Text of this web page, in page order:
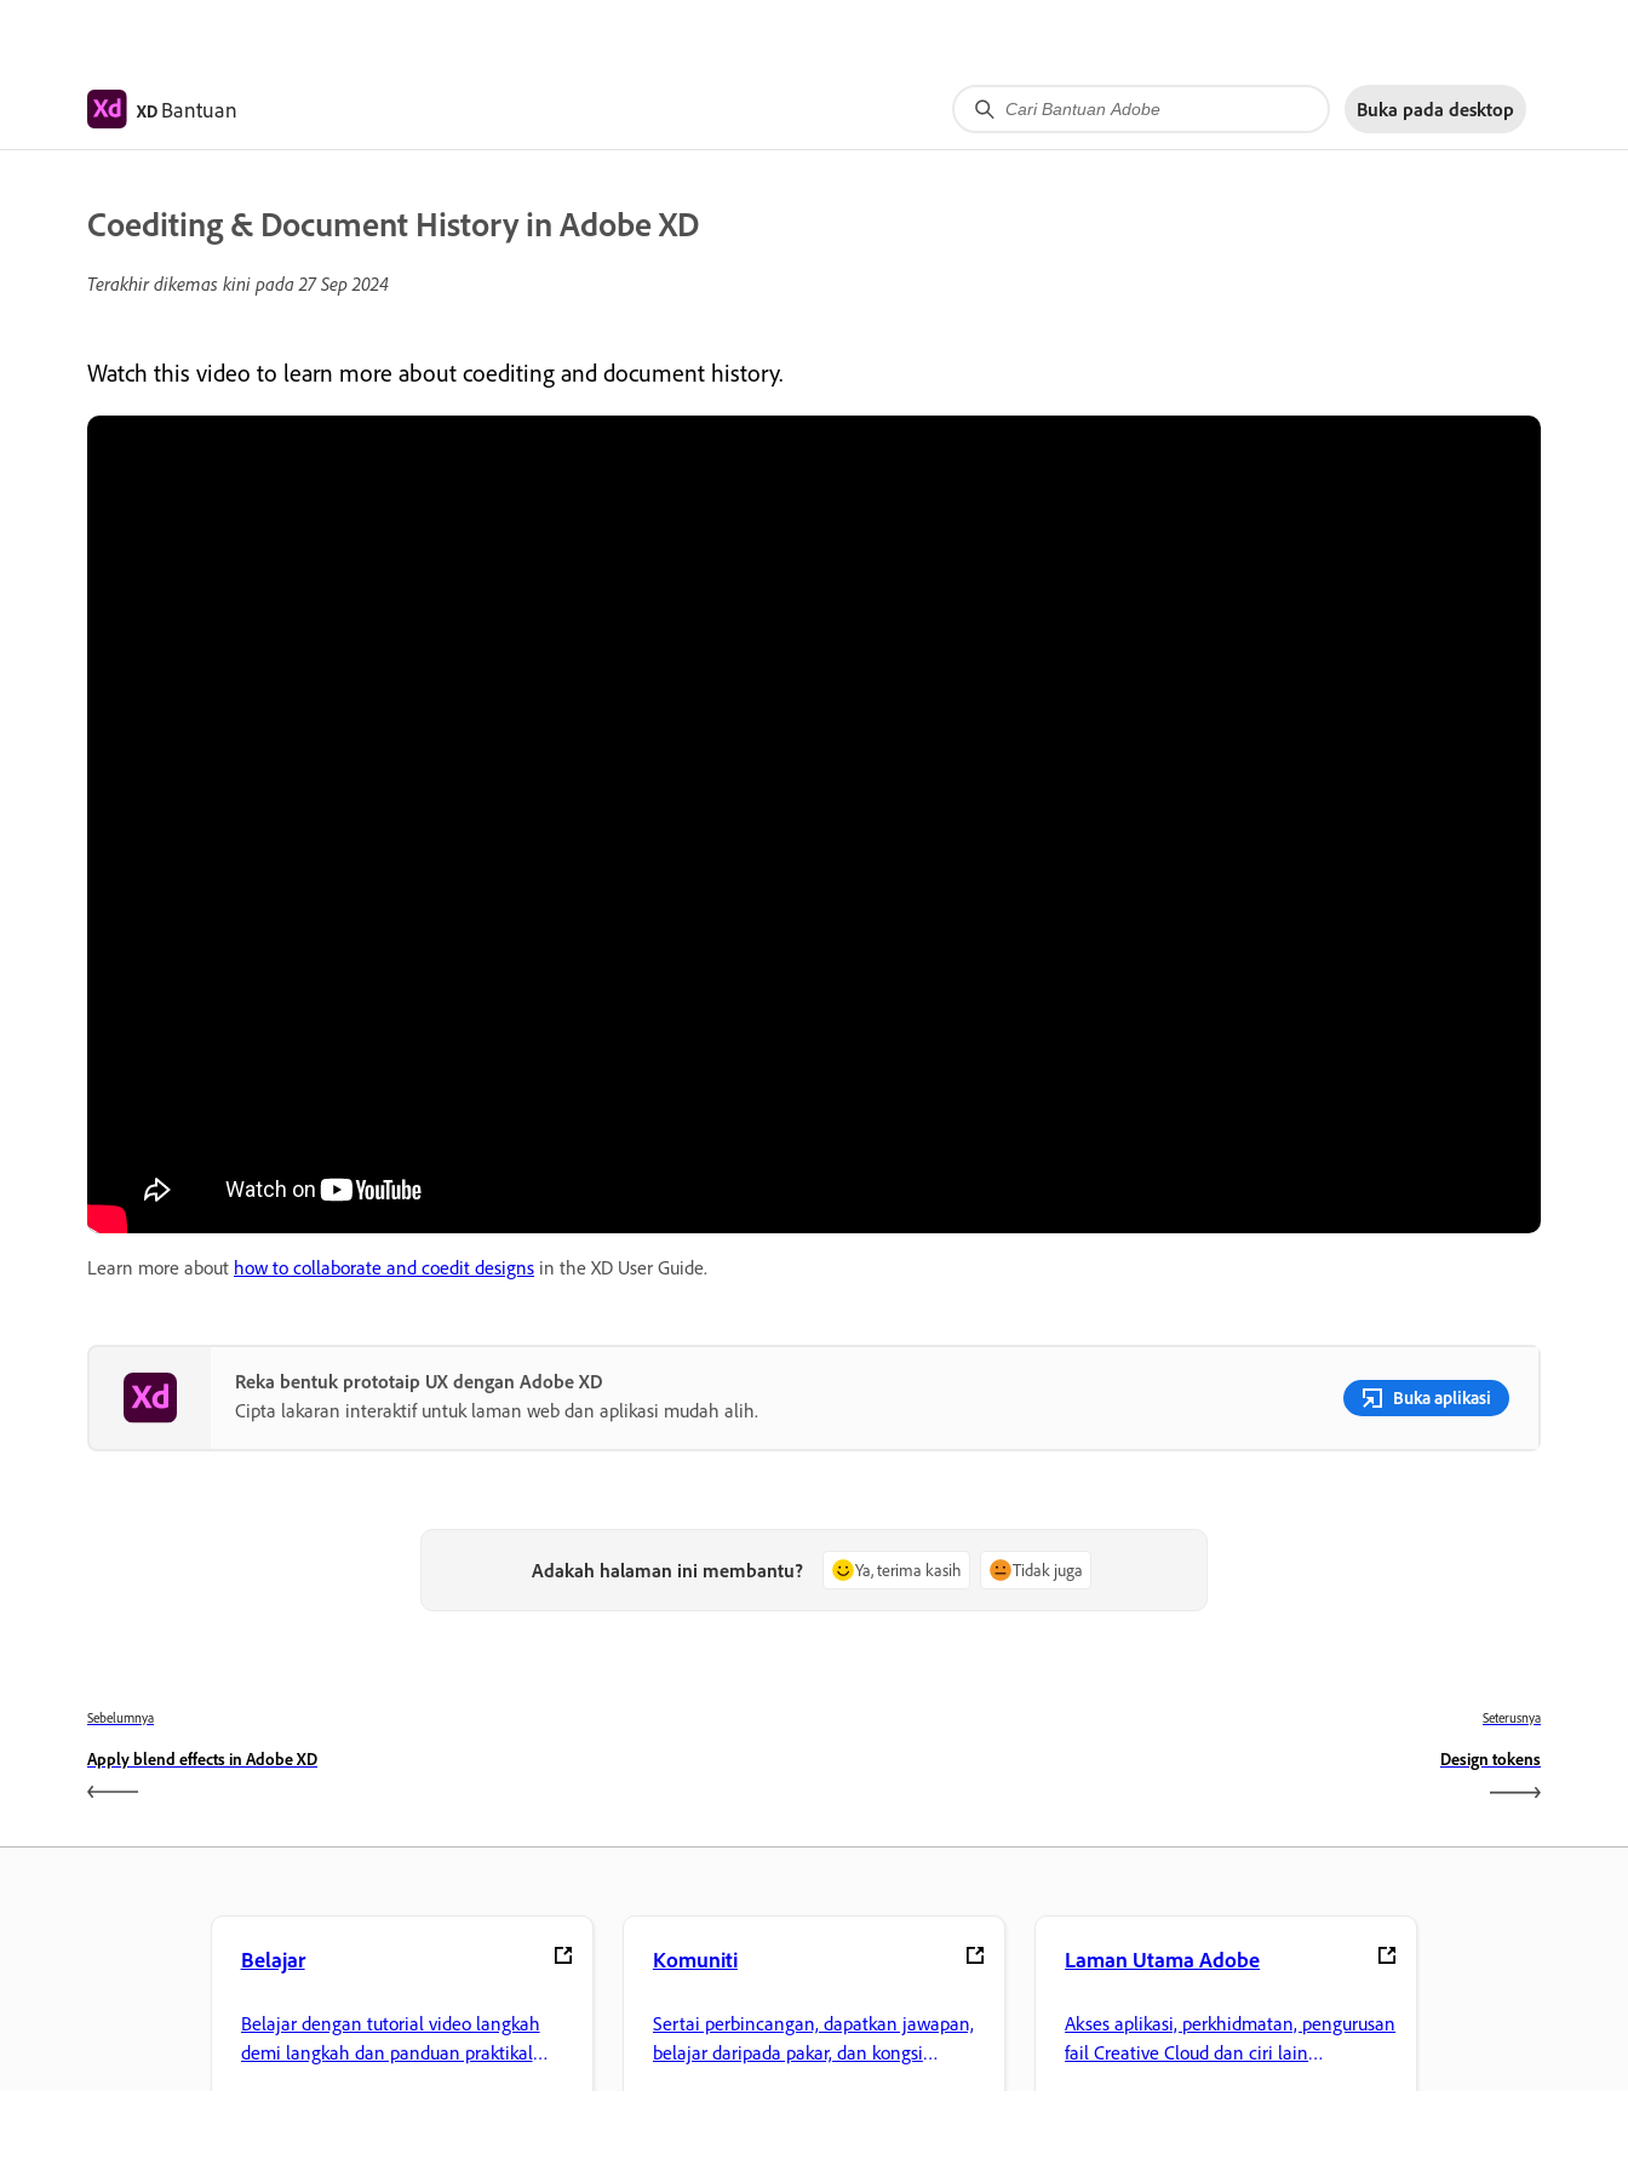
XD Bantuan Buka pada desktop
Coediting & Document History in Adobe XD
Terakhir dikemas kini pada27 Sep 2024
Watch this video to learn more about coediting and document history.
Learn more about how to collaborate and coedit designs in the XD User Guide.
Reka bentuk prototaip UX dengan Adobe XD
Cipta lakaran interaktif untuk laman web dan aplikasi mudah alih.
Buka aplikasi
Adakah halaman ini membantu? Ya, terima kasih Tidak juga
Sebelumnya
Apply blend effects in Adobe XD
Seterusnya
Design tokens
Belajar
Belajar dengan tutorial video langkah
demi langkah dan panduan praktikal
Komuniti
Sertai perbincangan, dapatkan jawapan,
belajar daripada pakar, dan kongsi
Laman Utama Adobe
Akses aplikasi, perkhidmatan, pengurusan
fail Creative Cloud dan ciri lain